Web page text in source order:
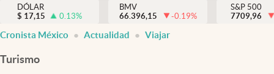
México
Dólar y mercados
DÓLAR
$ 17,15 0.13%
BMV
66.396,15
-0.19%
S&P 500
7709,96
Cronista México Actualidad Viajar
Turismo